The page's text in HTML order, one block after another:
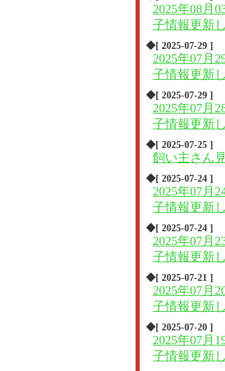
2025年08月
子情報更新
◆[ 2025-07-29 ]
2025年07月
子情報更新
◆[ 2025-07-29 ]
2025年07月
子情報更新
◆[ 2025-07-25 ]
飼い主さん
◆[ 2025-07-24 ]
2025年07月
子情報更新
◆[ 2025-07-24 ]
2025年07月
子情報更新
◆[ 2025-07-21 ]
2025年07月
子情報更新
◆[ 2025-07-20 ]
2025年07月
子情報更新